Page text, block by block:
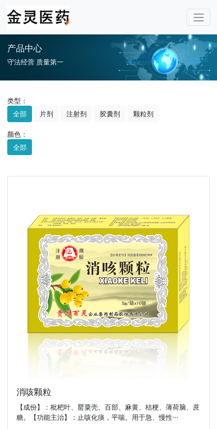
产品中心
守法经营 质量第一
类型：
全部
片剂 注射剂 胶囊剂 颗粒剂
颜色：
全部
消咳颗粒
【成份】：枇杷叶、罂粟壳、百部、麻黄、桔梗、薄荷脑、蔗
糖。【功能主治】：止咳化痰，平喘。用于急、慢性···